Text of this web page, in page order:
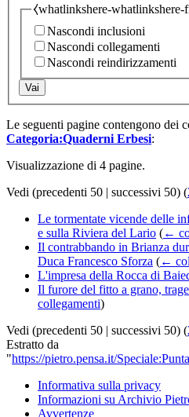
⧼whatlinkshere-whatlinkshere-
Nascondi inclusioni
Nascondi collegamenti
Nascondi reindirizzamenti
Vai
Le seguenti pagine contengono dei
Categoria:Quaderni Erbesi:
Visualizzazione di 4 pagine.
Vedi (precedenti 50 | successivi 50) (
Le tormentate vicende delle
e sulla Riviera del Lario (←
Il contrabbando in Brianza
Duca Francesco Sforza (←
L'impresa della Rocca di
Il furore del fitto a grano,
collegamenti)
Vedi (precedenti 50 | successivi 50) (
Estratto da
"https://pietro.pensa.it/
Informativa sulla privacy
Informazioni su Archivio
Avvertenze